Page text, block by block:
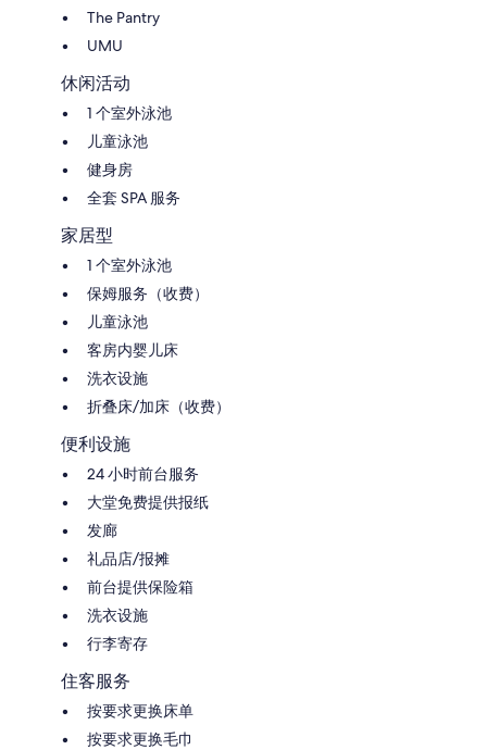
The Pantry
UMU
休闲活动
1 个室外泳池
儿童泳池
健身房
全套 SPA 服务
家居型
1 个室外泳池
保姆服务（收费）
儿童泳池
客房内婴儿床
洗衣设施
折叠床/加床（收费）
便利设施
24 小时前台服务
大堂免费提供报纸
发廊
礼品店/报摊
前台提供保险箱
洗衣设施
行李寄存
住客服务
按要求更换床单
按要求更换毛巾